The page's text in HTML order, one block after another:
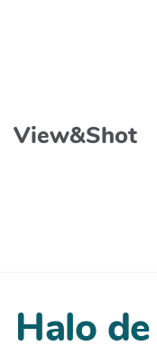
Aller au contenu
View&Shot
Halo